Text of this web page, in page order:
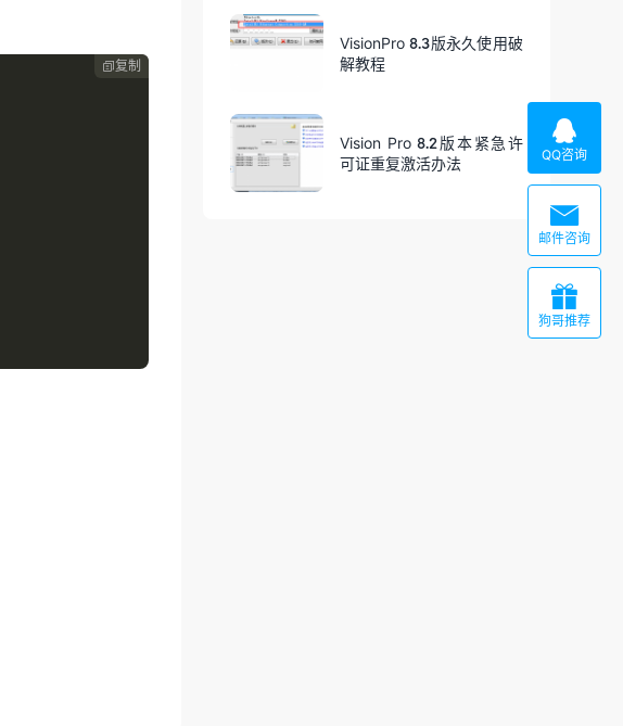
复制
VisionPro 8.3版永久使用破
解教程
Vision Pro 8.2版本紧急许
可证重复激活办法

QQ咨询

邮件咨询

狗哥推荐